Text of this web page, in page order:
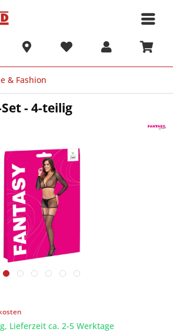
& Fashion
- 4-teilig
Lieferzeit ca. 2-5 Werktage